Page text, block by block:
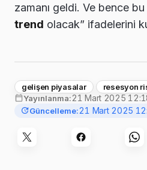
zamanı geldi. Ve bence bu
trend olacak” ifadelerini
gelişen piyasalar resesyon
Yayınlanma:21 Mart 2025
Güncelleme:21 Mart 2025